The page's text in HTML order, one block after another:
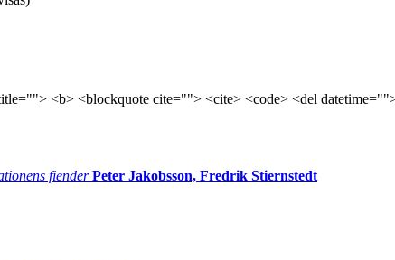
<b> <blockquote cite=""> <cite> <code> <del
fiender Peter Jakobsson, Fredrik Stiernstedt